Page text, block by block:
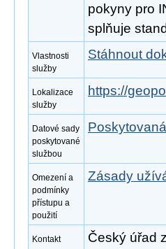
pokyny pro
splňuje
Vlastnosti
služby
Stáhnout
Lokalizace
služby
https://
Datové sady
poskytované
službou
Omezení a
podmínky
přístupu a
použití
Zásady
Kontakt
Český úřad